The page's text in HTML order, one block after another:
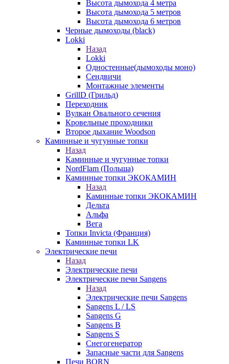
Высота дымохода 4 метра
Высота дымохода 5 метров
Высота дымохода 6 метров
Черные дымоходы (black)
Lokki
Назад
Lokki
Одностенные(дымоходы моно)
Сендвичи
Монтажные элементы
GrillD (Грильд)
Переходник
Вулкан Овального сечения
Кровельные проходники
Второе дыхание Woodson
Каминные и чугунные топки
Назад
Каминные и чугунные топки
NordFlam (Польша)
Каминные топки ЭКОКАМИН
Назад
Каминные топки ЭКОКАМИН
Дельта
Альфа
Вега
Топки Invicta (Франция)
Каминные топки LK
Электрические печи
Назад
Электрические печи
Электрические печи Sangens
Назад
Электрические печи Sangens
Sangens L / LS
Sangens G
Sangens B
Sangens S
Снегогенератор
Запасные части для Sangens
Печи BORN